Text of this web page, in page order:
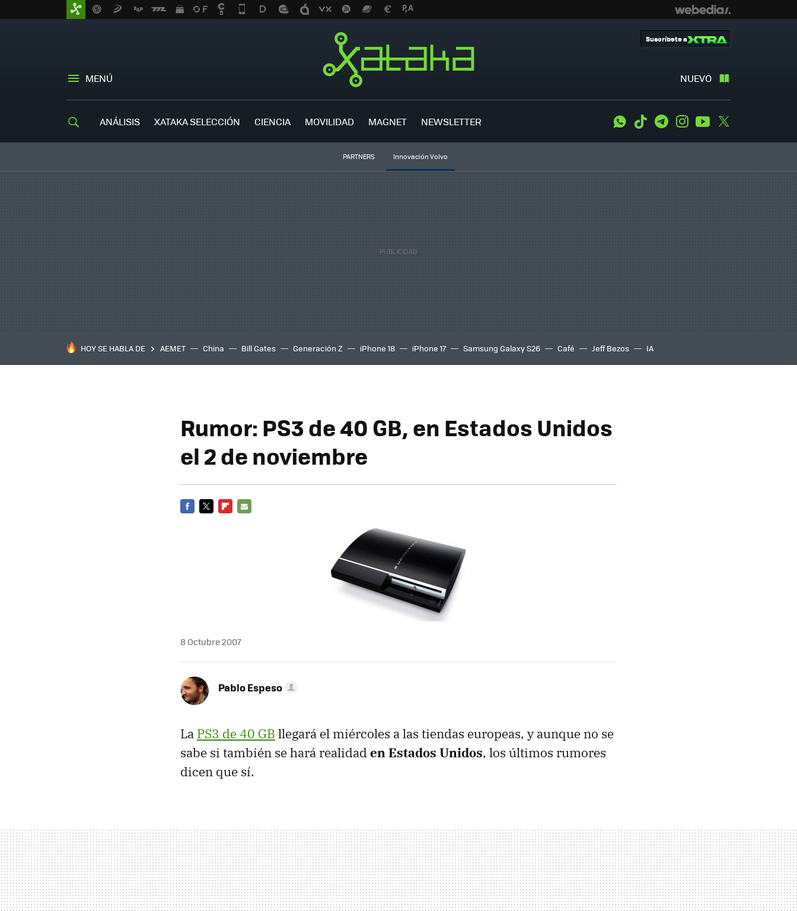
MENÚ NUEVO
Suscríbete a
ANÁLISIS XATAKA SELECCIÓN CIENCIA MOVILIDAD MAGNET NEWSLETTER WhatsApp
Tiktok TelegramInstagramYoutube
PARTNERS Innovación Volvo
HOY SE HABLA DE AEMET China Bill Gates Generación Z iPhone 18 iPhone 17 Samsung Galaxy S26 Café Jeff Bezos IA
Rumor: PS3 de 40 GB, en Estados Unidos
el 2 de noviembre
8 Octubre 2007
Pablo Espeso
La PS3 de 40 GB llegará el miércoles a las tiendas europeas, y aunque no se
sabe si también se hará realidad en Estados Unidos, los últimos rumores
dicen que sí.